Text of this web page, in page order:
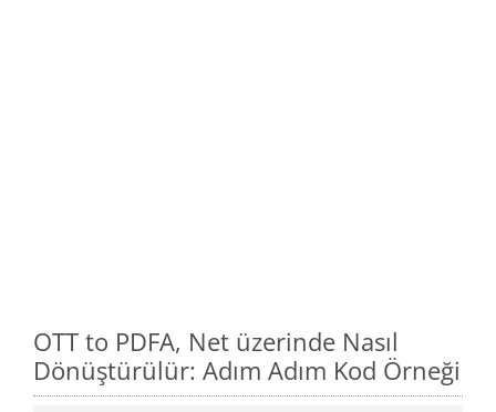
OTT to PDFA, Net üzerinde Nasıl
Dönüştürülür: Adım Adım Kod Örneği